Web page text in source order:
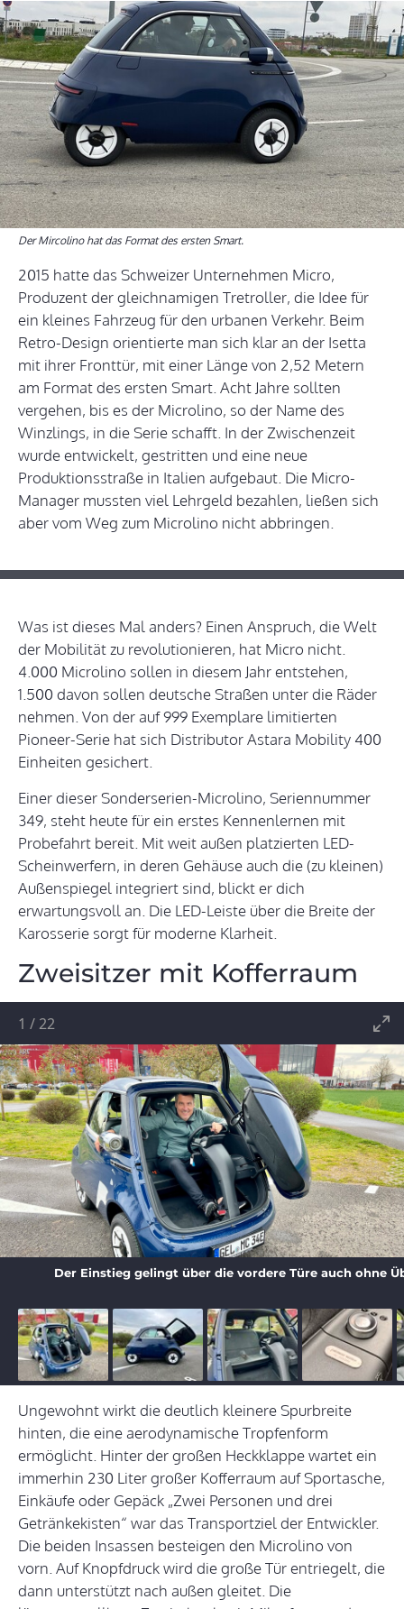
Der Mircolino hat das Format des ersten Smart.
2015 hatte das Schweizer Unternehmen Micro,
Produzent der gleichnamigen Tretroller, die Idee für
ein kleines Fahrzeug für den urbanen Verkehr. Beim
Retro-Design orientierte man sich klar an der Isetta
mit ihrer Fronttür, mit einer Länge von 2,52 Metern
am Format des ersten Smart. Acht Jahre sollten
vergehen, bis es der Microlino, so der Name des
Winzlings, in die Serie schafft. In der Zwischenzeit
wurde entwickelt, gestritten und eine neue
Produktionsstraße in Italien aufgebaut. Die Micro-
Manager mussten viel Lehrgeld bezahlen, ließen sich
aber vom Weg zum Microlino nicht abbringen.
Was ist dieses Mal anders? Einen Anspruch, die Welt
der Mobilität zu revolutionieren, hat Micro nicht.
4.000 Microlino sollen in diesem Jahr entstehen,
1.500 davon sollen deutsche Straßen unter die Räder
nehmen. Von der auf 999 Exemplare limitierten
Pioneer-Serie hat sich Distributor Astara Mobility 400
Einheiten gesichert.
Einer dieser Sonderserien-Microlino, Seriennummer
349, steht heute für ein erstes Kennenlernen mit
Probefahrt bereit. Mit weit außen platzierten LED-
Scheinwerfern, in deren Gehäuse auch die (zu kleinen)
Außenspiegel integriert sind, blickt er dich
erwartungsvoll an. Die LED-Leiste über die Breite der
Karosserie sorgt für moderne Klarheit.
Zweisitzer mit Kofferraum
Der Einstieg gelingt über die vordere Türe auch ohne
1 /22
Ungewohnt wirkt die deutlich kleinere Spurbreite
hinten, die eine aerodynamische Tropfenform
ermöglicht. Hinter der großen Heckklappe wartet ein
immerhin 230 Liter großer Kofferraum auf Sportasche,
Einkäufe oder Gepäck „Zwei Personen und drei
Getränkekisten“ war das Transportziel der Entwickler.
Die beiden Insassen besteigen den Microlino von
vorn. Auf Knopfdruck wird die große Tür entriegelt, die
dann unterstützt nach außen gleitet. Die